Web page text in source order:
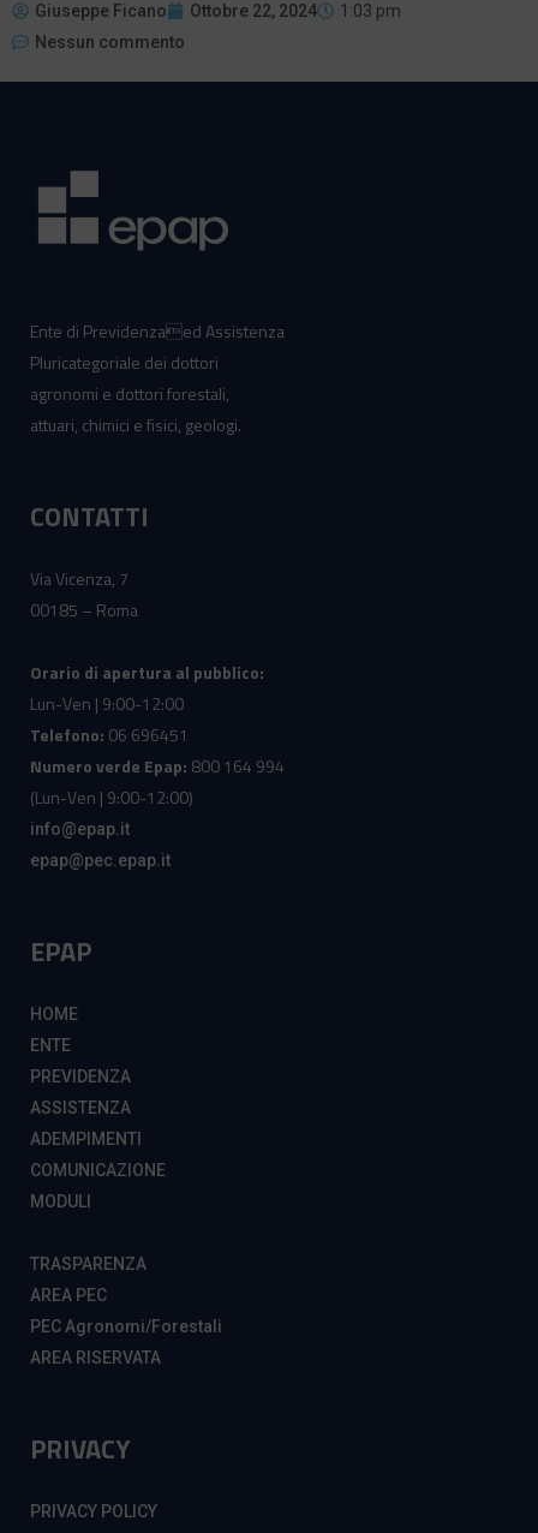
Giuseppe Ficano Ottobre 22, 2024
1:03 pm
Nessun commento
Ente di Previdenzaed Assistenza
Pluricategoriale dei dottori
agronomi e dottori forestali,
attuari, chimici e fisici, geologi.
CONTATTI
Via Vicenza, 7
00185 – Roma
Orario di apertura al pubblico:
Lun-Ven | 9:00-12:00
Telefono: 06 696451
Numero verde Epap: 800 164 994
(Lun-Ven | 9:00-12:00)
info@epap.it
epap@pec.epap.it
EPAP
HOME
ENTE
PREVIDENZA
ASSISTENZA
ADEMPIMENTI
COMUNICAZIONE
MODULI
TRASPARENZA
AREA PEC
PEC Agronomi/Forestali
AREA RISERVATA
PRIVACY
PRIVACY POLICY